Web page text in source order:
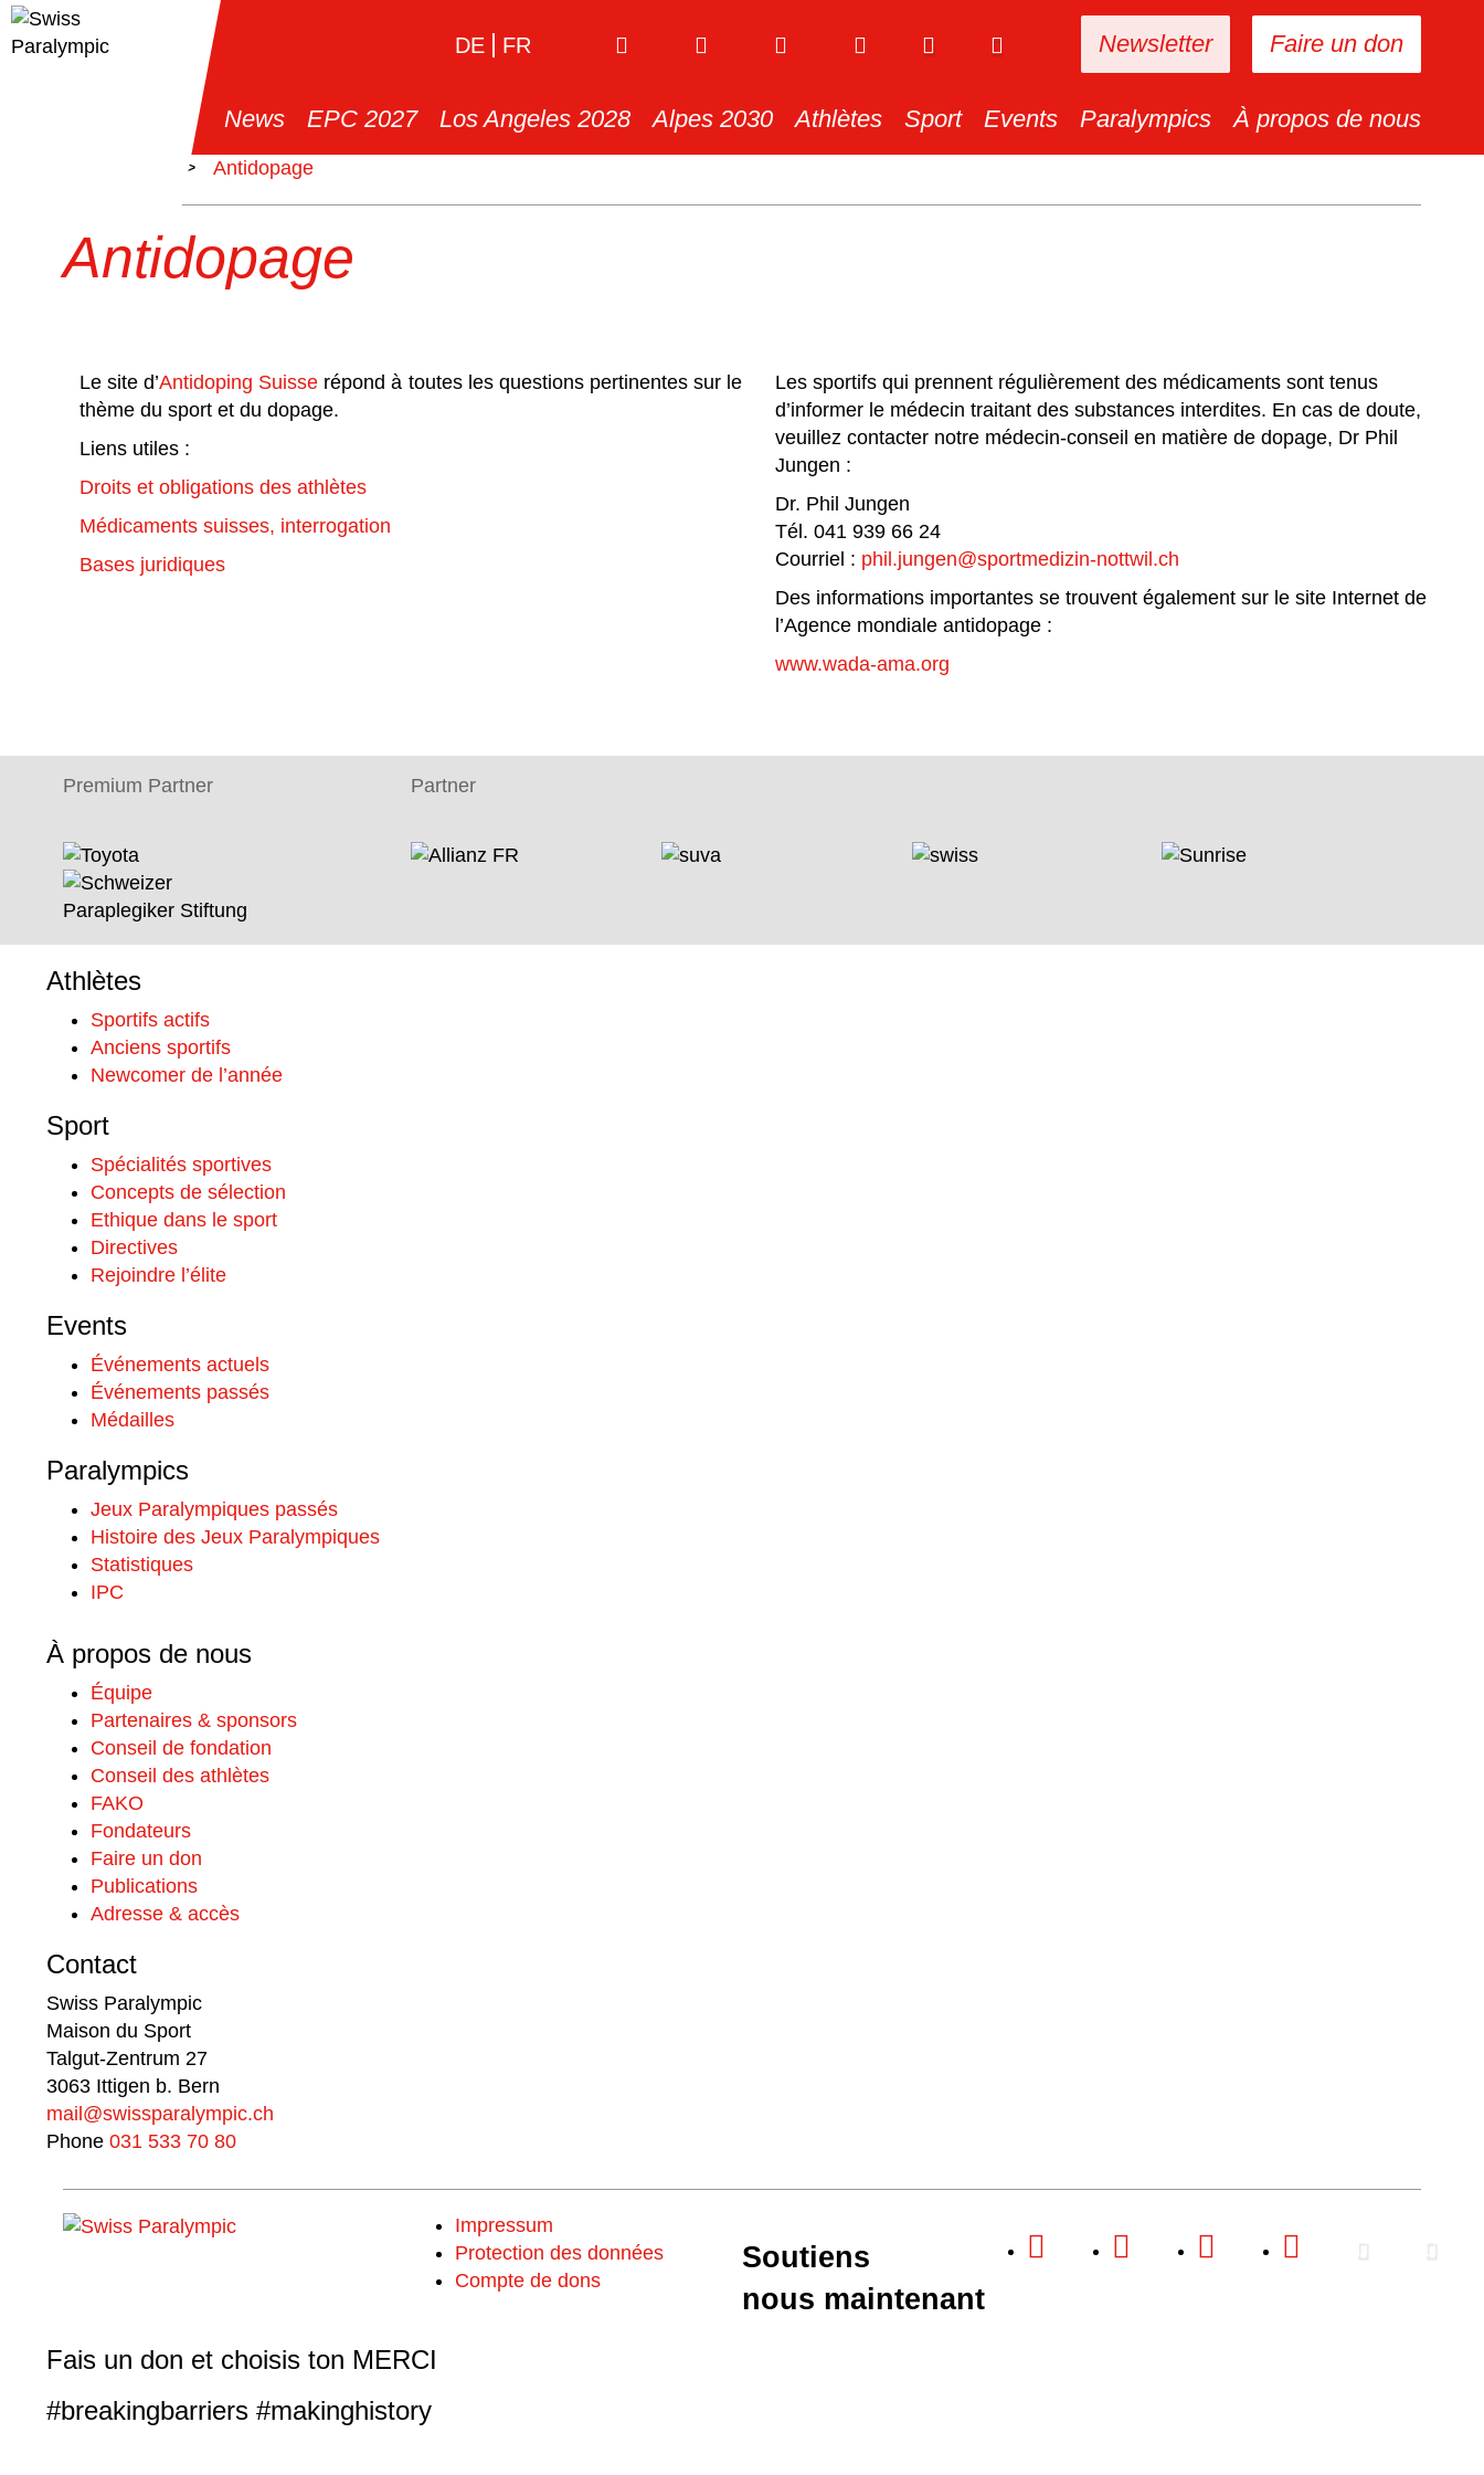
Faire un don
Newsletter
DE FR
News EPC 2027 Los Angeles 2028 Alpes 2030 Athlètes Sport Events Paralympics À propos de nous
> Antidopage
Antidopage
Le site d’Antidoping Suisse répond à toutes les questions pertinentes sur le
thème du sport et du dopage.
Liens utiles :
Droits et obligations des athlètes
Médicaments suisses, interrogation
Bases juridiques
Les sportifs qui prennent régulièrement des médicaments sont tenus
d’informer le médecin traitant des substances interdites. En cas de doute,
veuillez contacter notre médecin-conseil en matière de dopage, Dr Phil
Jungen :
Dr. Phil Jungen
Tél. 041 939 66 24
Courriel : phil.jungen@sportmedizin-nottwil.ch
Des informations importantes se trouvent également sur le site Internet de
l’Agence mondiale antidopage :
www.wada-ama.org
Premium Partner Partner
Athlètes
Sportifs actifs
Anciens sportifs
Newcomer de l’année
Sport
Spécialités sportives
Concepts de sélection
Ethique dans le sport
Directives
Rejoindre l’élite
Events
Événements actuels
Événements passés
Médailles
Paralympics
Jeux Paralympiques passés
Histoire des Jeux Paralympiques
Statistiques
IPC
À propos de nous
Équipe
Partenaires & sponsors
Conseil de fondation
Conseil des athlètes
FAKO
Fondateurs
Faire un don
Publications
Adresse & accès
Contact
Swiss Paralympic
Maison du Sport
Talgut-Zentrum 27
3063 Ittigen b. Bern
mail@swissparalympic.ch
Phone 031 533 70 80
Impressum
Protection des données
Compte de dons
Soutiens
nous maintenant
Fais un don et choisis ton MERCI
#breakingbarriers #makinghistory